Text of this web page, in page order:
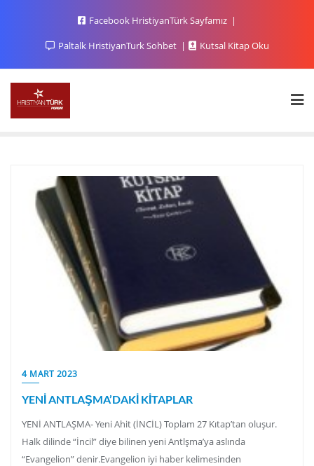
Facebook HristiyanTürk Sayfamız
Paltalk HristiyanTurk Sohbet
Kutsal Kitap Oku
4 MART 2023
YENİ ANTLAŞMA’DAKİ KİTAPLAR
YENİ ANTLAŞMA- Yeni Ahit (İNCİL) Toplam 27 Kıtap’tan oluşur.
Halk dilinde “İncil” diye bilinen yeni Antlşma’ya aslında
“Evangelion” denir.Evangelion iyi haber kelimesinden